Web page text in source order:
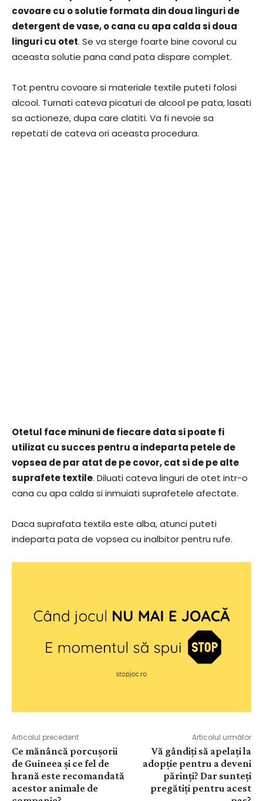
covoare cu o solutie formata din doua linguri de
detergent de vase, o cana cu apa calda si doua
linguri cu otet. Se va sterge foarte bine covorul cu
aceasta solutie pana cand pata dispare complet.
Tot pentru covoare si materiale textile puteti folosi
alcool. Turnati cateva picaturi de alcool pe pata, lasati
sa actioneze, dupa care clatiti. Va fi nevoie sa
repetati de cateva ori aceasta procedura.
Otetul face minuni de fiecare data si poate fi
utilizat cu succes pentru a indeparta petele de
vopsea de par atat de pe covor, cat si de pe alte
suprafete textile. Diluati cateva linguri de otet intr-o
cana cu apa calda si inmuiati suprafetele afectate.
Daca suprafata textila este alba, atunci puteti
indeparta pata de vopsea cu inalbitor pentru rufe.
Articolul precedent
Ce mănâncă porcușorii
de Guineea și ce fel de
hrană este recomandată
acestor animale de
Articolul următor
Vă gândiți să apelați la
adopție pentru a deveni
părinți? Dar sunteți
pregătiți pentru acest